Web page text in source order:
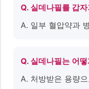
Q. 실데나필를 갑
A. 일부 혈압약과
Q. 실데나필는 어
A. 처방받은 용량